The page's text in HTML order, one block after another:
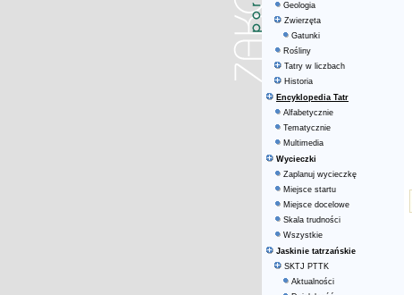
Geologia
Zwierzęta
Gatunki
Rośliny
Tatry w liczbach
Historia
Encyklopedia Tatr
Alfabetycznie
Tematycznie
Multimedia
Wycieczki
Zaplanuj wycieczkę
Miejsce startu
Miejsce docelowe
Skala trudności
Wszystkie
Jaskinie tatrzańskie
SKTJ PTTK
Aktualności